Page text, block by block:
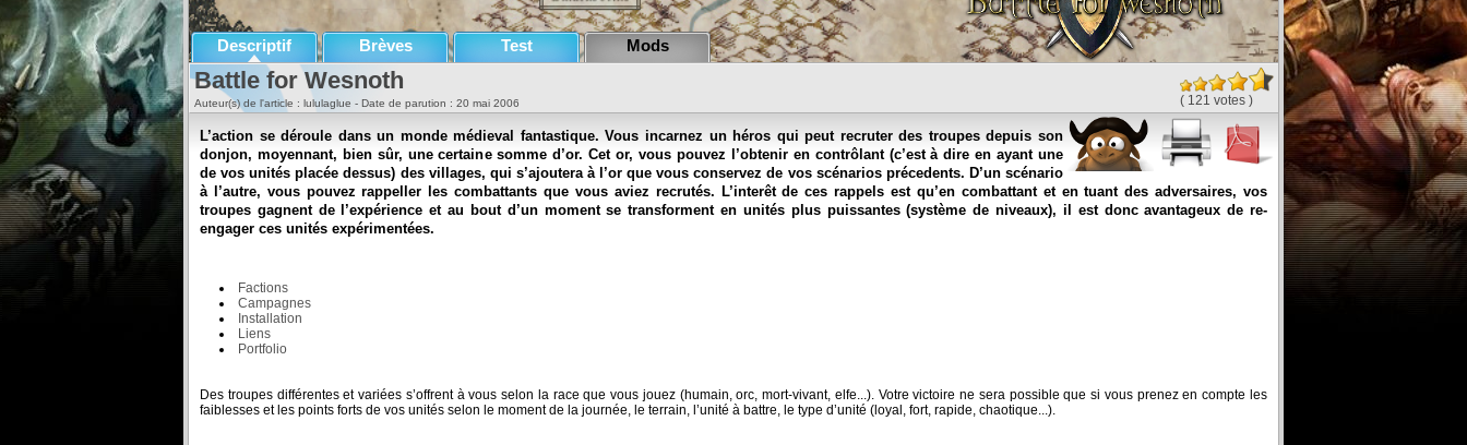
Descriptif Brèves Test Mods
( 121 votes )
Battle for Wesnoth
Auteur(s) de l'article : lululaglue - Date de parution : 20 mai 2006
L’action se déroule dans un monde médieval fantastique. Vous incarnez un héros qui peut recruter des troupes depuis son
donjon, moyennant, bien sûr, une certaine somme d’or. Cet or, vous pouvez l’obtenir en contrôlant (c’est à dire en ayant une
de vos unités placée dessus) des villages, qui s’ajoutera à l’or que vous conservez de vos scénarios précedents. D’un scénario
à l’autre, vous pouvez rappeller les combattants que vous aviez recrutés. L’interêt de ces rappels est qu’en combattant et en tuant des adversaires, vos
troupes gagnent de l’expérience et au bout d’un moment se transforment en unités plus puissantes (système de niveaux), il est donc avantageux de re-
engager ces unités expérimentées.
Factions
Campagnes
Installation
Liens
Portfolio
Des troupes différentes et variées s’offrent à vous selon la race que vous jouez (humain, orc, mort-vivant, elfe...). Votre victoire ne sera possible que si vous prenez en compte les
faiblesses et les points forts de vos unités selon le moment de la journée, le terrain, l’unité à battre, le type d’unité (loyal, fort, rapide, chaotique...).